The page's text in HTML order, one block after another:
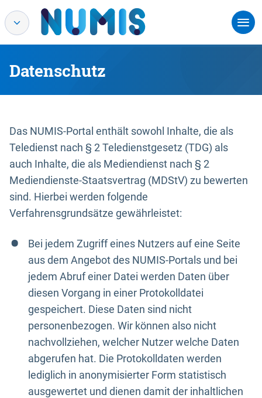
Datenschutz
Das NUMIS-Portal enthält sowohl Inhalte, die als
Teledienst nach § 2 Teledienstgesetz (TDG) als
auch Inhalte, die als Mediendienst nach § 2
Mediendienste-Staatsvertrag (MDStV) zu bewerten
sind. Hierbei werden folgende
Verfahrensgrundsätze gewährleistet:
Bei jedem Zugriff eines Nutzers auf eine Seite
aus dem Angebot des NUMIS-Portals und bei
jedem Abruf einer Datei werden Daten über
diesen Vorgang in einer Protokolldatei
gespeichert. Diese Daten sind nicht
personenbezogen. Wir können also nicht
nachvollziehen, welcher Nutzer welche Daten
abgerufen hat. Die Protokolldaten werden
lediglich in anonymisierter Form statistisch
ausgewertet und dienen damit der inhaltlichen